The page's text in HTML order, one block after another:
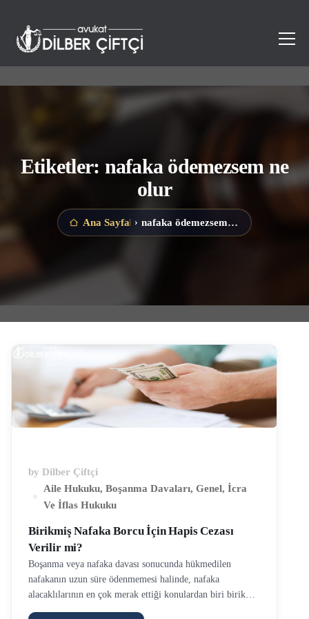
Etiketler: nafaka ödemezsem ne
olur
Ana Sayfa › nafaka ödemezsem ne olur
by Dilber Çiftçi
Aile Hukuku, Boşanma Davaları, Genel, İcra
Ve İflas Hukuku
Birikmiş Nafaka Borcu İçin Hapis Cezası
Verilir mi?
Boşanma veya nafaka davası sonucunda hükmedilen
nafakanın uzun süre ödenmemesi halinde, nafaka
alacaklılarının en çok merak ettiği konulardan biri birikmiş